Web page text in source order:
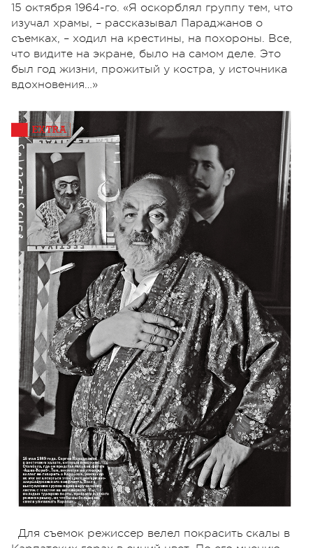
15 октября 1964-го. «Я оскорблял группу тем, что
изучал храмы, – рассказывал Параджанов о
съемках, – ходил на крестины, на похороны. Все,
что видите на экране, было на самом деле. Это
был год жизни, прожитый у костра, у источника
вдохновения…»
Для съемок режиссер велел покрасить скалы в